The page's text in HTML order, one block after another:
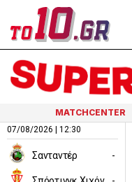
MATCHCENTER
07/08/2026 | 12:30
Σανταντέρ -